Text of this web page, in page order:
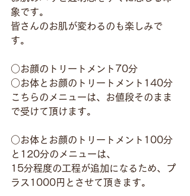
象です。
皆さんのお肌が変わるのも楽しみで
す。
○お顔のトリートメント70分
○お体とお顔のトリートメント140分
こちらのメニューは、お値段そのまま
で受けて頂けます。
○お体とお顔のトリートメント100分
と120分のメニューは、
15分程度の工程が追加になるため、プ
ラス1000円とさせて頂きます。